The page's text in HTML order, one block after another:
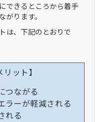
できるところから着手
がります。
は、下記のとおりで
ット】
つながる
ラーが軽減される
れる